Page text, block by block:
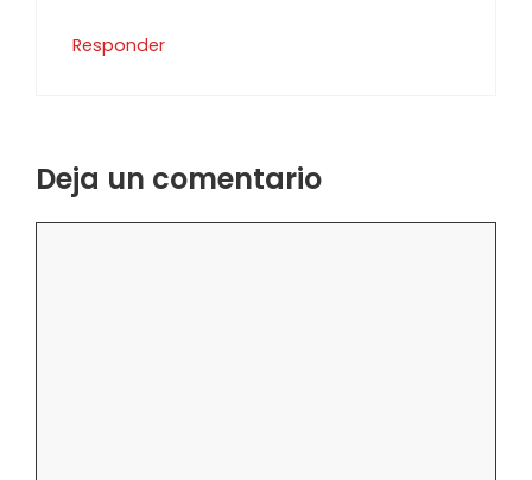
Responder
Deja un comentario